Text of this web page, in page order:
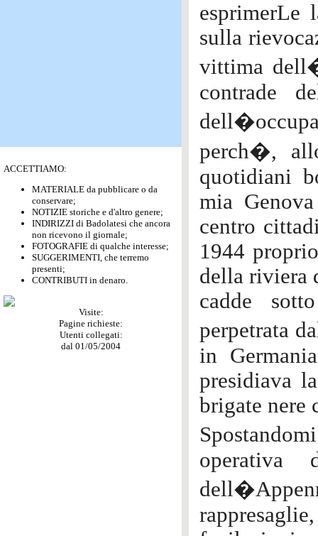
ACCETTIAMO:
MATERIALE da pubblicare o da
conservare;
NOTIZIE storiche e d'altro genere;
INDIRIZZI di Badolatesi che ancora
non ricevono il giornale;
FOTOGRAFIE di qualche interesse;
SUGGERIMENTI, che terremo
presenti;
CONTRIBUTI in denaro.
Visite:
Pagine richieste:
Utenti collegati:
dal 01/05/2004
esprimerLe
sulla
vittima
contrade
perch�,
quotidiani
mia
centro
1944
della riviera
cadde
perpetrata
in
presidiava
brigate nere
operativa